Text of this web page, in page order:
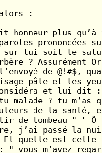
:
plus qu’à
prononcées
sur lui soit le
? Assurément
de @!#$,
pâle et les
et lui dit
malade ? tu
de la santé,
de tombeau " " Ô
j’ai passé la nuit
quelle est cette
vous m’avez